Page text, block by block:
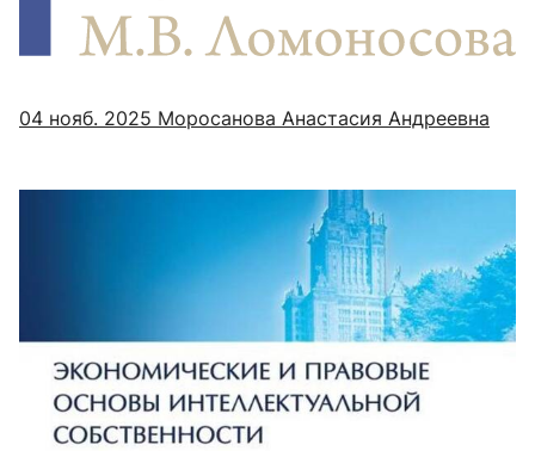
04 нояб. 2025 Моросанова Анастасия Андреевна